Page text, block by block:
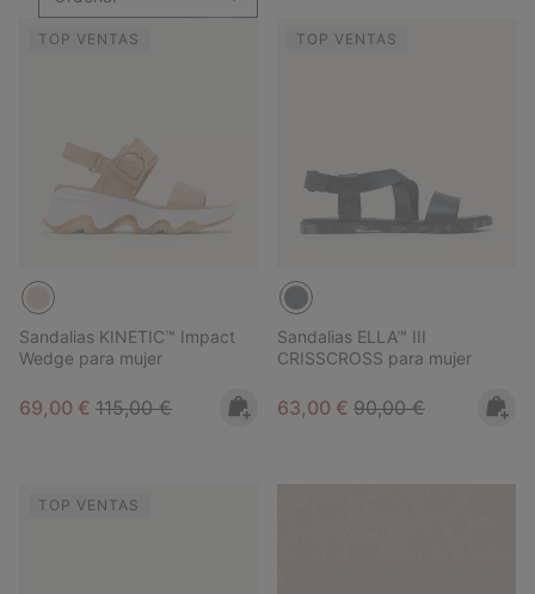
TOP VENTAS
Sandalias KINETIC™ Impact
Wedge para mujer
Sale price:
69,00 € Regular price:
115,00 €
TOP VENTAS
Sandalias ELLA™ III
CRISSCROSS para mujer
Sale price:
63,00 € Regular price:
90,00 €
TOP VENTAS